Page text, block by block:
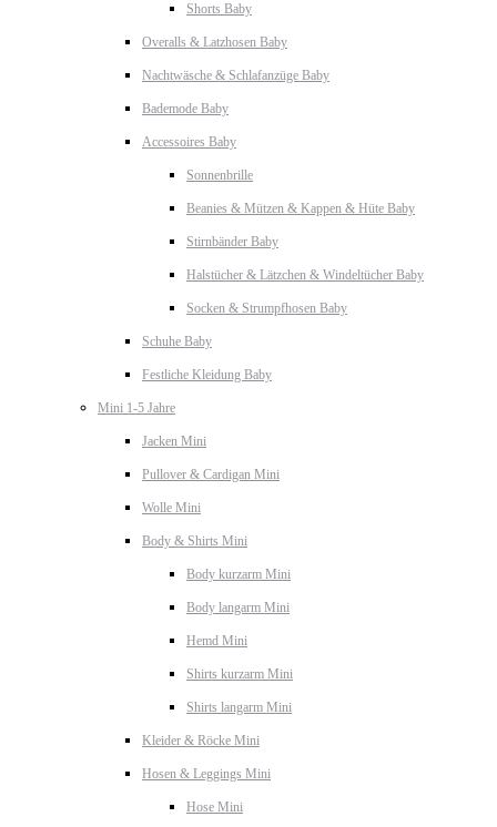
Shorts Baby
Overalls & Latzhosen Baby
Nachtwäsche & Schlafanzüge Baby
Bademode Baby
Accessoires Baby
Sonnenbrille
Beanies & Mützen & Kappen & Hüte Baby
Stirnbänder Baby
Halstücher & Lätzchen & Windeltücher Baby
Socken & Strumpfhosen Baby
Schuhe Baby
Festliche Kleidung Baby
Mini 1-5 Jahre
Jacken Mini
Pullover & Cardigan Mini
Wolle Mini
Body & Shirts Mini
Body kurzarm Mini
Body langarm Mini
Hemd Mini
Shirts kurzarm Mini
Shirts langarm Mini
Kleider & Röcke Mini
Hosen & Leggings Mini
Hose Mini